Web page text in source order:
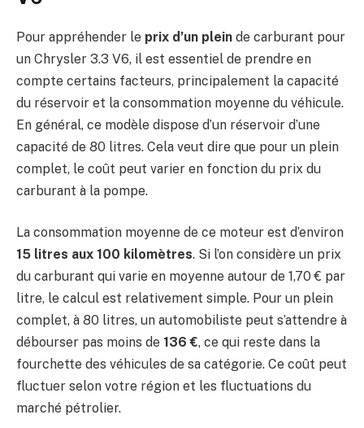
Pour appréhender le prix d’un plein de carburant pour
un Chrysler 3.3 V6, il est essentiel de prendre en
compte certains facteurs, principalement la capacité
du réservoir et la consommation moyenne du véhicule.
En général, ce modèle dispose d’un réservoir d’une
capacité de 80 litres. Cela veut dire que pour un plein
complet, le coût peut varier en fonction du prix du
carburant à la pompe.
La consommation moyenne de ce moteur est d’environ
15 litres aux 100 kilomètres. Si l’on considère un prix
du carburant qui varie en moyenne autour de 1,70 € par
litre, le calcul est relativement simple. Pour un plein
complet, à 80 litres, un automobiliste peut s’attendre à
débourser pas moins de 136 €, ce qui reste dans la
fourchette des véhicules de sa catégorie. Ce coût peut
fluctuer selon votre région et les fluctuations du
marché pétrolier.